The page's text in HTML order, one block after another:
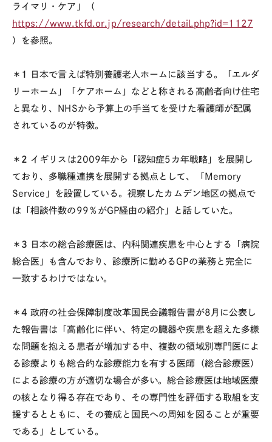
ライマリ・ケア」（
https://www.tkfd.or.jp/research/detail.php?id=1127
）を参照。
＊1
日本で言えば特別養護老人ホームに該当する。「エルダ
リーホーム」「ケアホーム」などと称される高齢者向け住宅
と異なり、NHSから予算上の手当てを受けた看護師が配属
されているのが特徴。
＊2 イギリスは2009年から「認知症5カ年戦略」を展開し
ており、多職種連携を展開する拠点として、「Memory
Service」を設置している。視察したカムデン地区の拠点で
は「相談件数の99％がGP経由の紹介」と話していた。
＊3
日本の総合診療医は、内科関連疾患を中心とする「病院
総合医」も含んでおり、診療所に勤めるGPの業務と完全に
一致するわけではない。
＊4政府の社会保障制度改革国民会議報告書が8月に公表し
た報告書は「高齢化に伴い、特定の臓器や疾患を超えた多様
な問題を抱える患者が増加する中、複数の領域別専門医によ
る診療よりも総合的な診療能力を有する医師（総合診療医）
による診療の方が適切な場合が多い。総合診療医は地域医療
の核となり得る存在であり、その専門性を評価する取組を支
援するとともに、その養成と国民への周知を図ることが重要
である」としている。